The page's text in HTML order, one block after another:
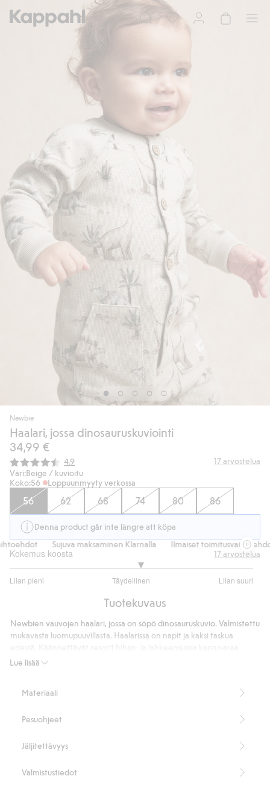
Newbie
Haalari, jossa dinosauruskuviointi
34,99 €
Keskimääräinen luokitus:
4.9 17arvostelua
Väri:Beige / kuvioitu
Koko:56 Loppuunmyyty verkossa
56 62 68 74 80 86
Denna product går inte längre att köpa
Sujuva maksaminen Klarnalla Ilmaiset toimitusvaihtoehdot
Kokemus koosta
Liian pieni Täydellinen Liian suuri
/
ääneen
17arvostelua
Tuotekuvaus
Lue lisää
Newbien vauvojen haalari, jossa on söpö dinosauruskuvio. Valmistettu
mukavasta luomupuuvillasta. Haalarissa on napit ja kaksi taskua
varten, jotta vauva voi käyttää haalaria pidempään.
Luomupuuvilla – GOTS
Materiaali
Pesuohjeet
Jäljitettävyys
Valmistustiedot